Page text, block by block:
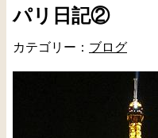
パリ日記②
カテゴリー： ブログ